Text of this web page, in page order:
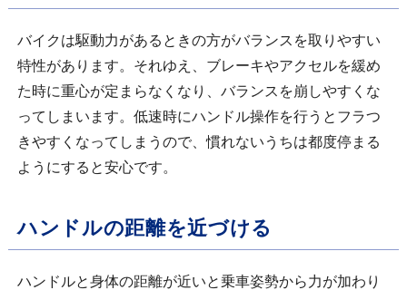
バイクは駆動力があるときの方がバランスを取りやすい
特性があります。それゆえ、ブレーキやアクセルを緩め
た時に重心が定まらなくなり、バランスを崩しやすくな
ってしまいます。低速時にハンドル操作を行うとフラつ
きやすくなってしまうので、慣れないうちは都度停まる
ようにすると安心です。
ハンドルの距離を近づける
ハンドルと身体の距離が近いと乗車姿勢から力が加わり